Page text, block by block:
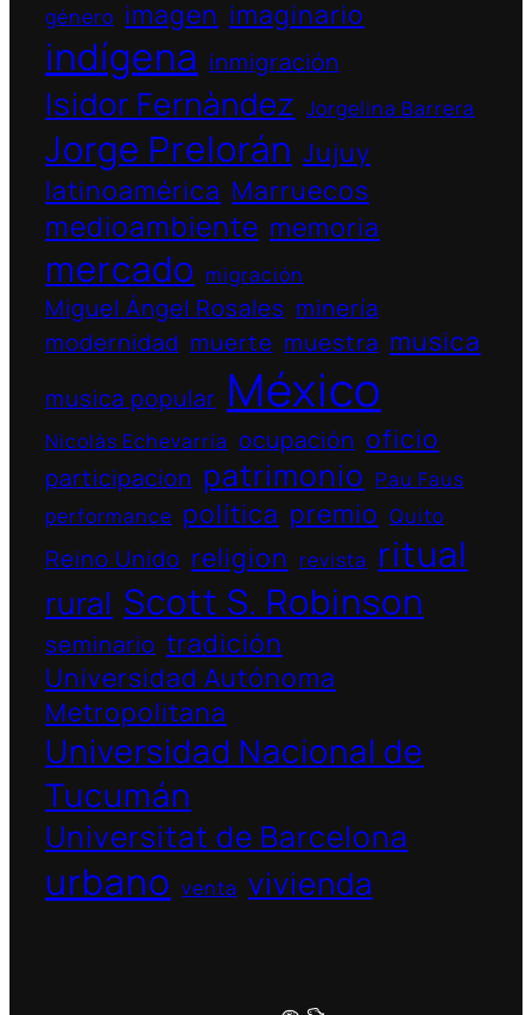
género imagen imaginario
indígena inmigración
Isidor Fernàndez Jorgelina Barrera
Jorge Prelorán Jujuy
latinoamérica Marruecos
medioambiente memoria
mercado migración
Miguel Ángel Rosales minería
modernidad muerte muestra musica
musica popular México
Nicolás Echevarría ocupación oficio
participacion patrimonio Pau Faus
performance política premio Quito
Reino Unido religion revista ritual
rural Scott S. Robinson
seminario tradición
Universidad Autónoma
Metropolitana
Universidad Nacional de
Tucumán
Universitat de Barcelona
urbano venta vivienda